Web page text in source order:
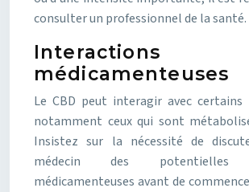
consulter un professionnel de la santé.
Interactions
médicamenteuses
Le CBD peut interagir avec certains
notamment ceux qui sont
Insistez sur la nécessité de
médecin des potentielles
médicamenteuses avant de